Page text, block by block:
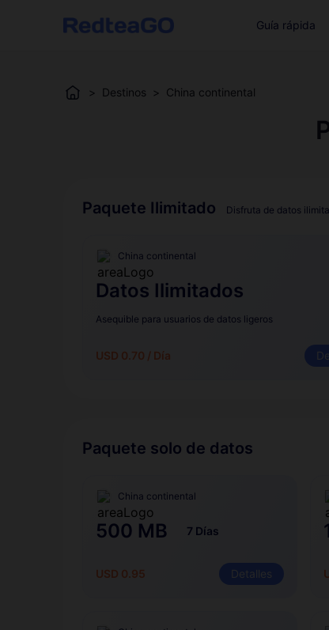
Guía rápida
> Destinos > China continental
Paquete Ilimitado Disfruta de datos
China continental
Datos Ilimitados
Asequible para usuarios de datos ligeros
USD 0.70 / Día
Paquete solo de datos
China continental
500 MB 7 Días
USD 0.95 Detalles